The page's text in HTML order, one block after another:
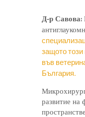
Д-р Савова:
защото
във
България.
развитие на